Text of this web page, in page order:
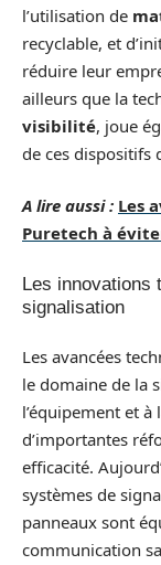
l’utilisation de
recyclable, et
réduire leur
ailleurs que la
visibilité, joue
de ces dispositifs
A lire aussi : Les
Puretech à
Les innovations
signalisation
Les avancées
le domaine de la
l’équipement et
d’importantes
efficacité.
systèmes de
panneaux sont
communication